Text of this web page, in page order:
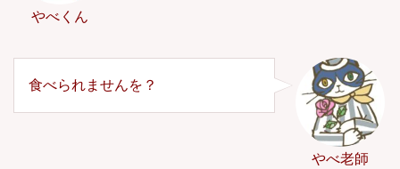
やべくん
やべ老師
食べられませんを？